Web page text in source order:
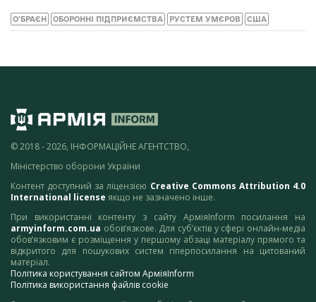
О'БРАЄН ОБОРОННІ ПІДПРИЄМСТВА РУСТЕМ УМЄРОВ США
© 2018 - 2026, ІНФОРМАЦІЙНЕ АГЕНТСТВО,
Міністерство оборони України
Контент доступний за ліцензією Creative Commons Attribution 4.0
International license якщо не зазначено інше.
При використанні контенту з сайту АрміяInform посилання на
armyinform.com.ua обов’язкове. Для суб’єктів у сфері онлайн-медіа
обов’язковим є розміщення у першому абзаці матеріалу прямого та
відкритого для пошукових систем гіперпосилання на цитований
матеріал.
Політика користування сайтом АрміяInform
Політика використання файлів cookie